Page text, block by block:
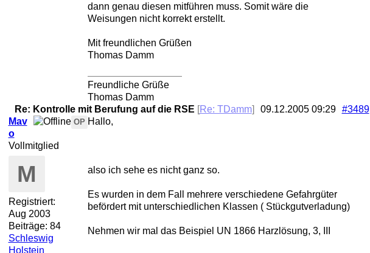
dann genau diesen mitführen muss. Somit wäre die
Weisungen nicht korrekt erstellt.
Mit freundlichen Grüßen
Thomas Damm
Freundliche Grüße
Thomas Damm
Re: Kontrolle mit Berufung auf die RSE [Re: TDamm] #3489
09.12.2005 09:29
OP
Mav
o
Vollmitglied
M
Registriert:
Aug 2003
Beiträge: 84
Schleswig
Holstein
Hallo,
also ich sehe es nicht ganz so.
Es wurden in dem Fall mehrere verschiedene Gefahrgüter
befördert mit unterschiedlichen Klassen ( Stückgutverladung)
Nehmen wir mal das Beispiel UN 1866 Harzlösung, 3, III